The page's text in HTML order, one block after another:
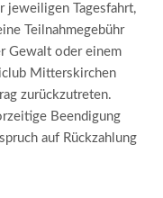
jeweiligen Tagesfahrt,
Teilnahmegebühr
Gewalt oder einem
Mitterskirchen
zurückzutreten.
Beendigung
auf Rückzahlung